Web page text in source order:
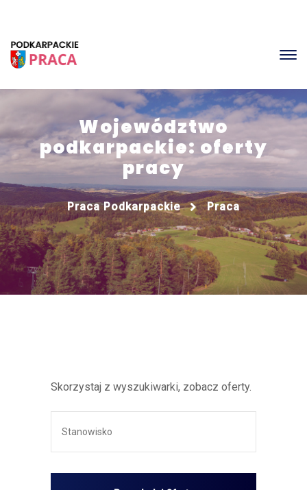
Województwo
podkarpackie: oferty
pracy
Praca Podkarpackie Praca
Skorzystaj z wyszukiwarki, zobacz oferty.